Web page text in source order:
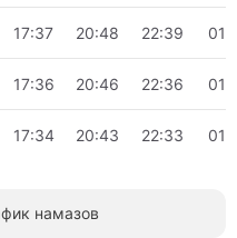
17:37 20:48 22:39
17:36 20:46 22:36
17:34 20:43 22:33
намазов